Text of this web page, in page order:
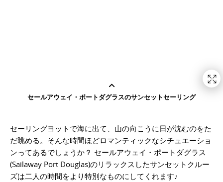
セールアウェイ・ポートダグラスのサンセットセーリング
セーリングヨットで海に出て、山の向こうに日が沈むのをた
だ眺める。そんな時間ほどロマンティックなシチュエーショ
ンってあるでしょうか？ セールアウェイ・ポートダグラス
(Sailaway Port Douglas)のリラックスしたサンセットクルー
ズは二人の時間をより特別なものにしてくれます♪